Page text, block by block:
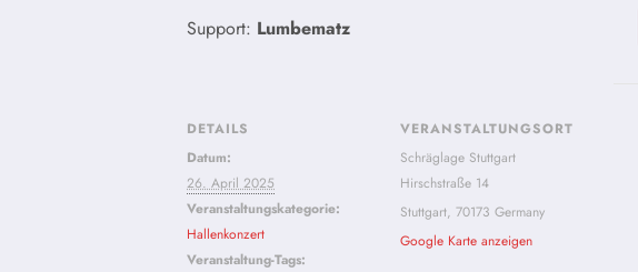
Support: Lumbematz
DETAILS
Datum:
26. April 2025
Veranstaltungskategorie:
Hallenkonzert
Veranstaltung-Tags:
VERANSTALTUNGSORT
Schräglage Stuttgart
Hirschstraße 14
Stuttgart, 70173 Germany
Google Karte anzeigen